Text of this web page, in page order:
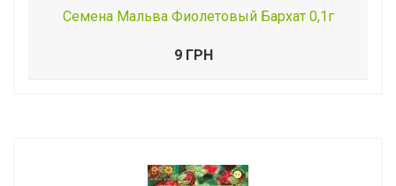
Семена Мальва Фиолетовый Бархат 0,1г
9 ГРН